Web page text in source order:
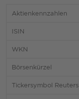
Aktienkennzahlen
ISIN
WKN
Börsenkürzel
Tickersymbol Reuters